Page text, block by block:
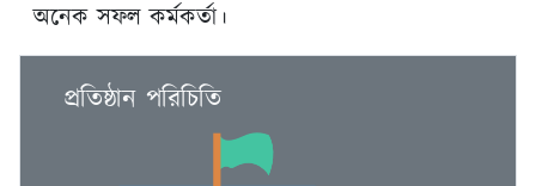
অনেক সফল কর্মকর্তা।
প্রতিষ্ঠান পরিচিতি